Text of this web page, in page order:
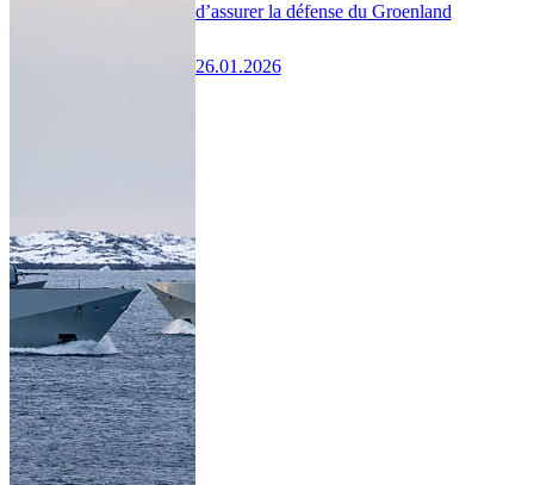
d’assurer la défense du Groenland
26.01.2026